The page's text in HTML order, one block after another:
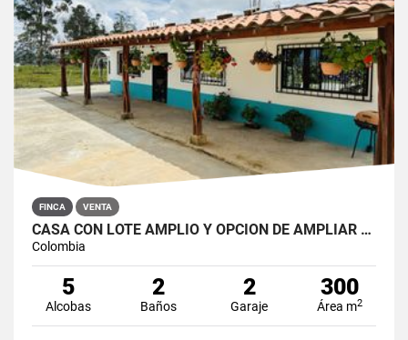
FINCA VENTA
CASA CON LOTE AMPLIO Y OPCIÓN DE AMPLIAR EN SAN ROQUE
Colombia
5
Alcobas
2
Baños
2
Garaje
300
Área m2